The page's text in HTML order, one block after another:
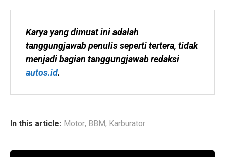
Karya yang dimuat ini adalah
tanggungjawab penulis seperti tertera, tidak
autos.id.
In this article: Motor, BBM, Karburator